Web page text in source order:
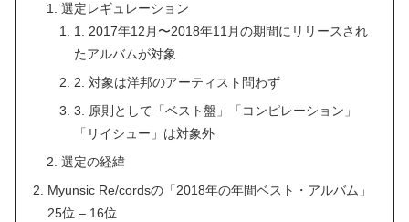
選定レギュレーション
1. 2017年12月〜2018年11月の期間にリリースされ
たアルバムが対象
2. 対象は洋邦のアーティスト問わず
3. 原則として「ベスト盤」「コンピレーション」
「リイシュー」は対象外
選定の経緯
Myunsic Re/cordsの「2018年の年間ベスト・アルバム」
25位 – 16位